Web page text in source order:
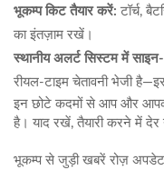
भूकम्प किट तैयार करें: टॉर्च,
का इंतज़ाम रखें।
स्थानीय अलर्ट सिस्टम में
रीयल‑टाइम चेतावनी भेजी
इन छोटे कदमों से आप और
है। याद रखें, तैयारी करने में देर
भूकम्प से जुड़ी खबरें रोज़ अपडेट